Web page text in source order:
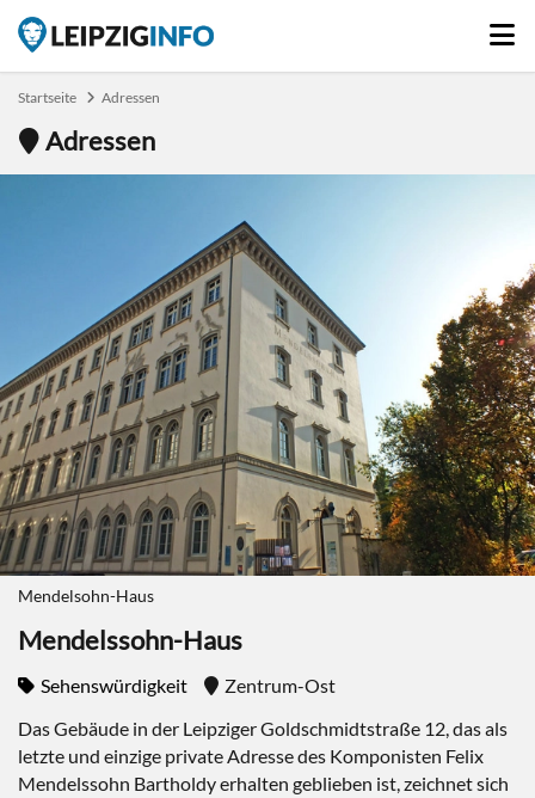
Startseite Adressen
Adressen
Mendelsohn-Haus
Mendelssohn-Haus
Sehenswürdigkeit
Zentrum-Ost
Das Gebäude in der Leipziger Goldschmidtstraße 12, das als
letzte und einzige private Adresse des Komponisten Felix
Mendelssohn Bartholdy erhalten geblieben ist, zeichnet sich